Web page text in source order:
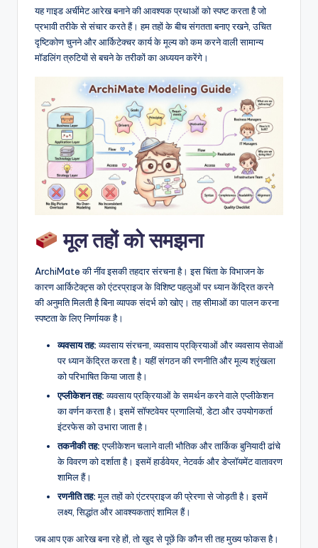
o
w
it
यह गाइड अर्चीमेट आरेख बनाने की आवश्यक प्रथाओं को स्पष्ट करता है जो
प्रभावी तरीके से संचार करते हैं। हम तहों के बीच संगतता बनाए रखने, उचित
दृष्टिकोण चुनने और आर्किटेक्चर कार्य के मूल्य को कम करने वाली सामान्य
मॉडलिंग त्रुटियों से बचने के तरीकों का अध्ययन करेंगे।
मूल तहों को समझना
ArchiMate की नींव इसकी तहदार संरचना है। इस चिंता के विभाजन के
कारण आर्किटेक्ट्स को एंटरप्राइज के विशिष्ट पहलुओं पर ध्यान केंद्रित करने
की अनुमति मिलती है बिना व्यापक संदर्भ को खोए। तह सीमाओं का पालन करना
स्पष्टता के लिए निर्णायक है।
व्यवसाय तह:व्यवसाय संरचना, व्यवसाय प्रक्रियाओं और व्यवसाय सेवाओं
पर ध्यान केंद्रित करता है। यहीं संगठन की रणनीति और मूल्य श्रृंखला
को परिभाषित किया जाता है।
एप्लीकेशन तह:व्यवसाय प्रक्रियाओं के समर्थन करने वाले एप्लीकेशन
का वर्णन करता है। इसमें सॉफ्टवेयर प्रणालियों, डेटा और उपयोगकर्ता
इंटरफेस को उभारा जाता है।
तकनीकी तह:एप्लीकेशन चलाने वाली भौतिक और तार्किक बुनियादी ढांचे
के विवरण को दर्शाता है। इसमें हार्डवेयर, नेटवर्क और डेप्लॉयमेंट वातावरण
शामिल हैं।
रणनीति तह:मूल तहों को एंटरप्राइज की प्रेरणा से जोड़ती है। इसमें
लक्ष्य, सिद्धांत और आवश्यकताएं शामिल हैं।
जब आप एक आरेख बना रहे हों, तो खुद से पूछें कि कौन सी तह मुख्य फोकस है।